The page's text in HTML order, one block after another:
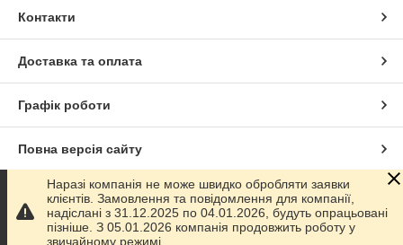
Контакти
Доставка та оплата
Графік роботи
Повна версія сайту
Сайт створено на маркетплейсіProm.ua
Політика конфіденційності
Наразі компанія не може швидко обробляти заявки
клієнтів. Замовлення та повідомлення для компанії,
надіслані з 31.12.2025 по 04.01.2026, будуть опрацьовані
пізніше. З 05.01.2026 компанія продовжить роботу у
звичайному режимі.